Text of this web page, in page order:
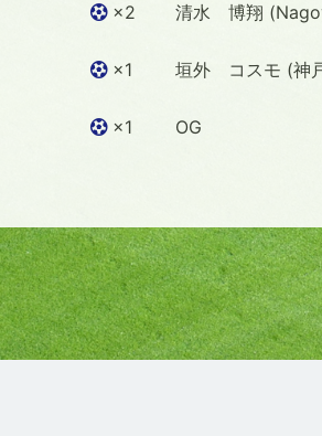
清水 博翔
×2
垣外 コスモ (神
×1
OG
×1